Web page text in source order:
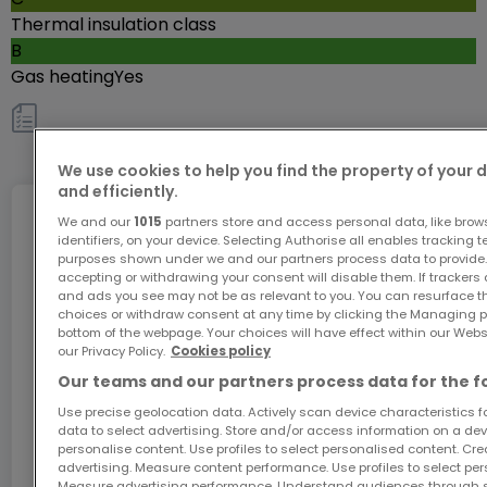
Weiswampach vorstellen zu können.
Das Gebäude mit einem hochwertigen Design
in 2 Gebäude unterteilt sind.
Das ausgebaute Büro 08 von 108,84 m² stellt sich
wie folgt zusammen:
Flur 19,37 m² - Büro 41,60 m² - Büro 28,21 m² - Küche
8,33 m² - Sanitär 3,26 m² - Sanitär 5,14 m²
Ein Keller von 16,96 m² vervollständigen das Projekt.
Auf Wunsch können Sie Innenstellplätze zum Preis
von 25.000 € pro Parkplatz kaufen.
Thermal insulation class
B
Gas heatingYes
Others
Internet
GiGA internet: internet at home
Get 1 month of free internet with the code
ATHOME26 on Luxembourg’s fastest network.
Go for it
We use cookies to help you find the property of your
and efficiently.
We and our 1015 partners store and access personal data, like
identifiers, on your device. Selecting Authorise all enables tracking
purposes shown under we and our partners process data to
accepting or withdrawing your consent will disable them. If
and ads you see may not be as relevant to you. You can resurface
choices or withdraw consent at any time by clicking the Managing
bottom of the webpage. Your choices will have effect within our
our Privacy Policy. Cookies policy
Our teams and our partners process data for the
Use precise geolocation data. Actively scan device characteristics
data to select advertising. Store and/or access information on a
personalise content. Use profiles to select personalised content.
advertising. Measure content performance. Use profiles to select